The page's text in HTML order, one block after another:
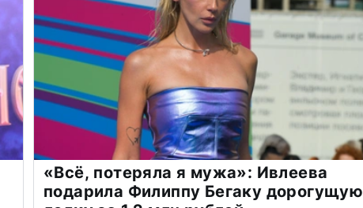
«Всё, потеряла я мужа»: Ивлеева
подарила Филиппу Бегаку дорогущую